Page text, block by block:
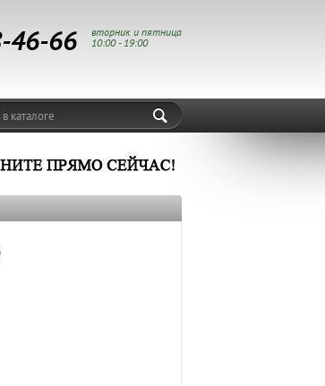
46-66
вторник и пятница
10:00 - 19:00
каталоге